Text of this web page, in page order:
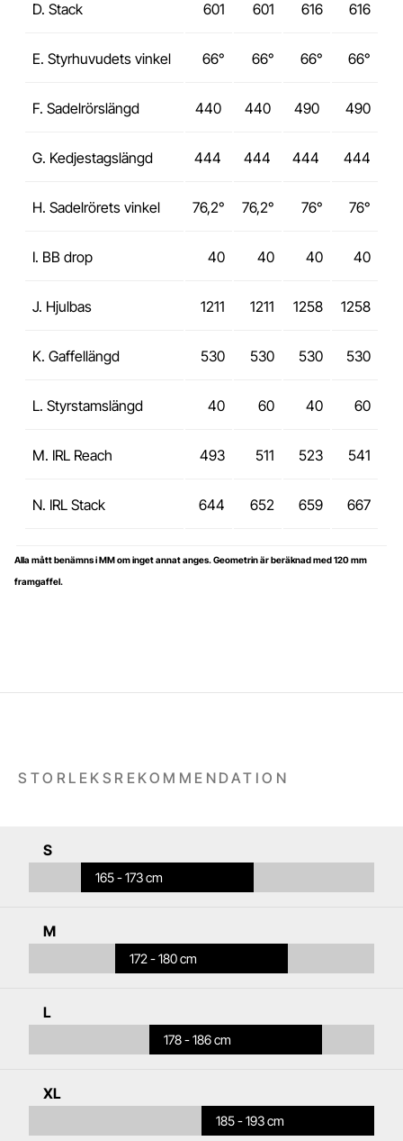
D. Stack 601 601 616 616
E. Styrhuvudets vinkel 66° 66° 66° 66°
F. Sadelrörslängd 440 440 490 490
G. Kedjestagslängd 444 444 444 444
H. Sadelrörets vinkel 76,2° 76,2° 76° 76°
I. BB drop 40 40 40 40
J. Hjulbas 1211 1211 1258 1258
K. Gaffellängd 530 530 530 530
L. Styrstamslängd 40 60 40 60
M. IRL Reach 493 511 523 541
N. IRL Stack 644 652 659 667
Alla mått benämns i MM om inget annat anges. Geometrin är beräknad med 120 mm
framgaffel.
STORLEKSREKOMMENDATION
S
165 - 173 cm
M
172 - 180 cm
L
178 - 186 cm
XL
185 - 193 cm